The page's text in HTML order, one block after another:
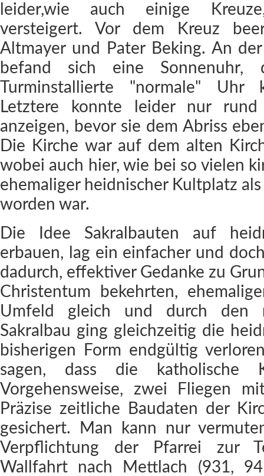
leider,wie auch einige
versteigert. Vor dem Kreuz
Altmayer und Pater Beking. An
befand sich eine
Turminstallierte "normale" Uhr
Letztere konnte leider nur
anzeigen, bevor sie dem Abriss
Die Kirche war auf dem alten
wobei auch hier, wie bei so vielen
ehemaliger heidnischer Kultplatz
worden war.
Die Idee Sakralbauten auf
erbauen, lag ein einfacher und
dadurch, effektiver Gedanke zu
Christentum bekehrten,
Umfeld gleich und durch den
Sakralbau ging gleichzeitig die
bisherigen Form endgültig
sagen, dass die katholische
Vorgehensweise, zwei Fliegen
Präzise zeitliche Baudaten der
gesichert. Man kann nur
Verpflichtung der Pfarrei zur
Wallfahrt nach Mettlach (931,